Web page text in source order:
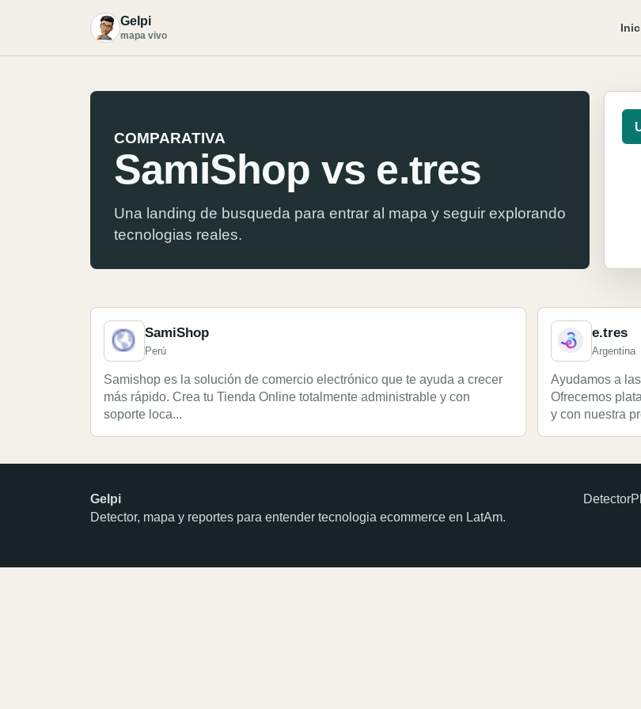
G Gelpi
mapa vivo
COMPARATIVA
SamiShop vs e.tres
Una landing de busqueda para entrar al mapa y seguir explorando
tecnologias reales.
SamiShop
Perú
Samishop es la solución de comercio electrónico que te ayuda a crecer
más rápido. Crea tu Tienda Online totalmente administrable y con
soporte loca...
e.tres
Argentina
Ayudamos a
Ofrecemos
y con nuestra
Gelpi
Detector, mapa y reportes para entender tecnologia ecommerce en LatAm.
Detector